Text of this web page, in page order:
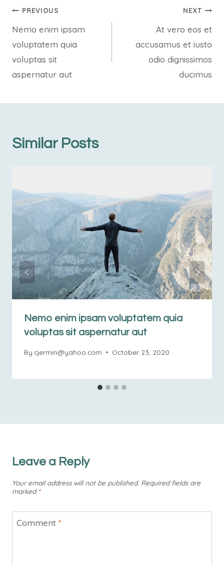
Post
navigation
PREVIOUS
Nemo enim ipsam
voluptatem quia
voluptas sit
aspernatur aut
NEXT
At vero eos et
accusamus et iusto
odio dignissimos
ducimus
Similar Posts
Nemo enim ipsam voluptatem quia
voluptas sit aspernatur aut
By cjermin@yahoo.com October 23, 2020
Leave a Reply
Your email address will not be published. Required fields are
marked *
Comment *